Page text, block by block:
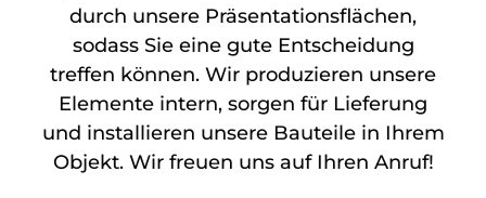
durch unsere Präsentationsflächen,
sodass Sie eine gute Entscheidung
treffen können. Wir produzieren unsere
Elemente intern, sorgen für Lieferung
und installieren unsere Bauteile in Ihrem
Objekt. Wir freuen uns auf Ihren Anruf!